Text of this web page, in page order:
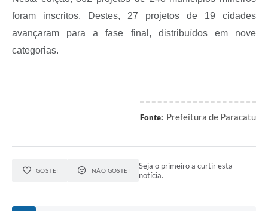
foram inscritos. Destes, 27 projetos de 19 cidades
avançaram para a fase final, distribuídos em nove
categorias.
Fonte: Prefeitura de Paracatu
GOSTEI NÃO GOSTEI
Seja o primeiro a curtir esta
notícia.